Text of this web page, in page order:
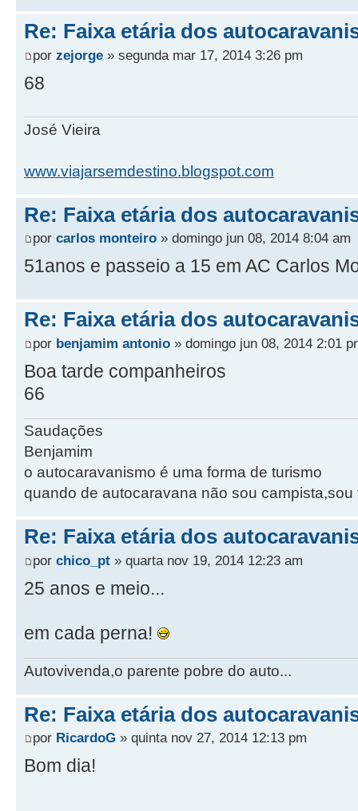
Re: Faixa etária dos
por zejorge » segunda mar 17, 2014 3:26 pm
68
José Vieira
www.viajarsemdestino.blogspot.com
Re: Faixa etária dos
por carlos monteiro » domingo jun 08, 2014 8:04 am
51anos e passeio a 15 em AC Carlos
Re: Faixa etária dos
por benjamim antonio » domingo jun 08, 2014 2:01
Boa tarde companheiros
66
Saudações
Benjamim
o autocaravanismo é uma forma de turismo
quando de autocaravana não sou campista,sou
Re: Faixa etária dos
por chico_pt » quarta nov 19, 2014 12:23 am
25 anos e meio...
em cada perna!
Autovivenda,o parente pobre do auto...
Re: Faixa etária dos
por RicardoG » quinta nov 27, 2014 12:13 pm
Bom dia!